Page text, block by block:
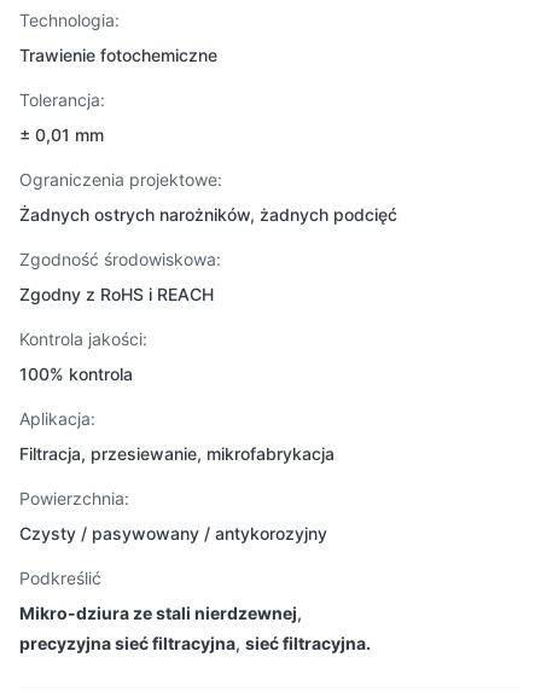
Technologia:
Trawienie fotochemiczne
Tolerancja:
± 0,01 mm
Ograniczenia projektowe:
Żadnych ostrych narożników, żadnych podcięć
Zgodność środowiskowa:
Zgodny z RoHS i REACH
Kontrola jakości:
100% kontrola
Aplikacja:
Filtracja, przesiewanie, mikrofabrykacja
Powierzchnia:
Czysty / pasywowany / antykorozyjny
Podkreślić
Mikro-dziura ze stali nierdzewnej,
precyzyjna sieć filtracyjna, sieć filtracyjna.